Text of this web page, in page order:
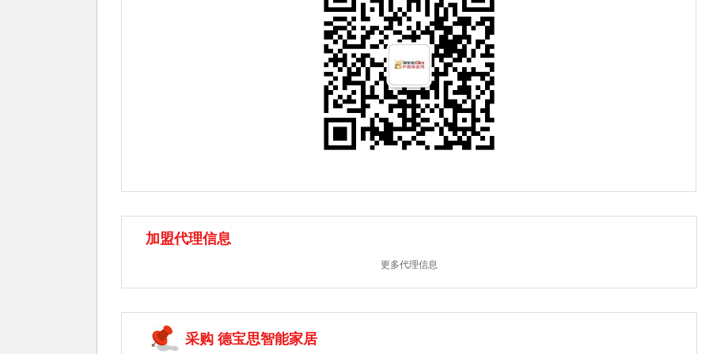
加盟代理信息
更多代理信息
采购 德宝思智能家居